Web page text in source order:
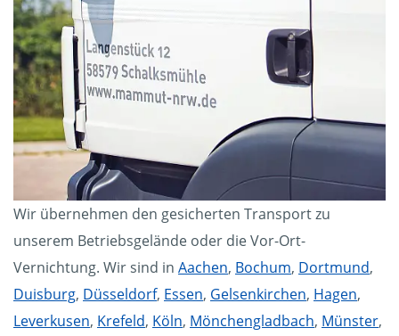
Wir übernehmen den gesicherten Transport zu
unserem Betriebsgelände oder die Vor-Ort-
Vernichtung. Wir sind in Aachen, Bochum, Dortmund,
Duisburg, Düsseldorf, Essen, Gelsenkirchen, Hagen,
Leverkusen, Krefeld, Köln, Mönchengladbach, Münster,